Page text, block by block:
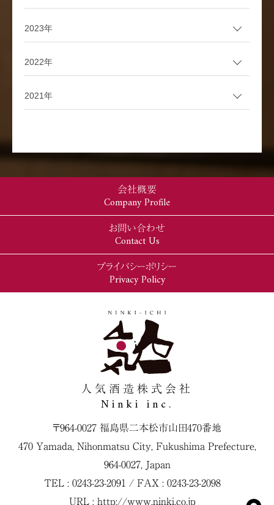
2023年
2022年
2021年
会社概要
Company Profile
お問い合わせ
Contact Us
プライバシーポリシー
Privacy Policy
人気酒造株式会社
Ninki inc.
〒964-0027 福島県二本松市山田470番地
470 Yamada, Nihonmatsu City, Fukushima Prefecture,
964-0027, Japan
TEL : 0243-23-2091 / FAX : 0243-23-2098
URL : http://www.ninki.co.jp